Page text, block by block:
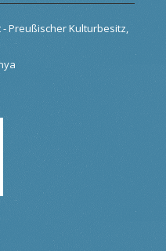
Preußischer Kulturbesitz,